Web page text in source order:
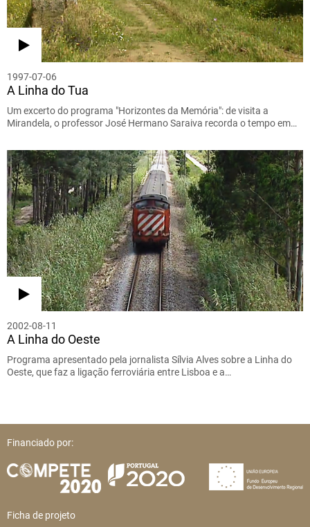
1997-07-06
A Linha do Tua
Um excerto do programa "Horizontes da Memória": de visita a
Mirandela, o professor José Hermano Saraiva recorda o tempo em…
2002-08-11
A Linha do Oeste
Programa apresentado pela jornalista Sílvia Alves sobre a Linha do
Oeste, que faz a ligação ferroviária entre Lisboa e a…
Financiado por:
Ficha de projeto